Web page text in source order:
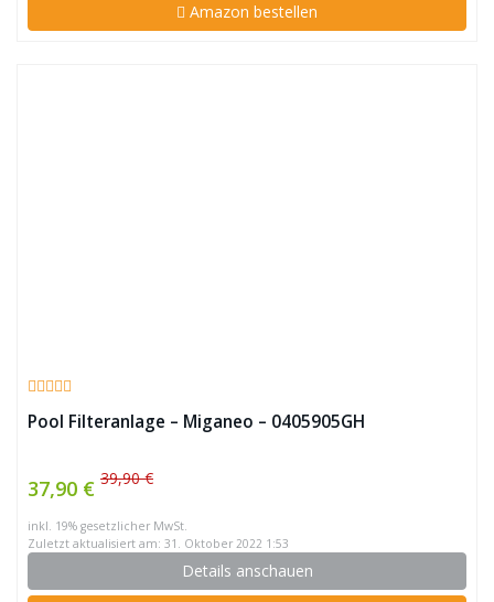
Amazon bestellen
Pool Filteranlage – Miganeo – 0405905GH
37,90 € 39,90 €
inkl. 19% gesetzlicher MwSt.
Zuletzt aktualisiert am: 31. Oktober 2022 1:53
Details anschauen